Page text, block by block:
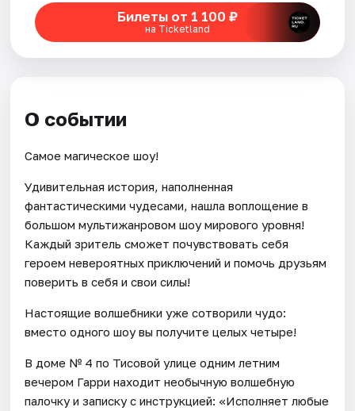
Билеты от 1 100 ₽
на Ticketland
О событии
Самое магическое шоу!
Удивительная история, наполненная
фантастическими чудесами, нашла воплощение в
большом мультижанровом шоу мирового уровня!
Каждый зритель сможет почувствовать себя
героем невероятных приключений и помочь друзьям
поверить в себя и свои силы!
Настоящие волшебники уже сотворили чудо:
вместо одного шоу вы получите целых четыре!
В доме № 4 по Тисовой улице одним летним
вечером Гарри находит необычную волшебную
палочку и записку с инструкцией: «Исполняет любые